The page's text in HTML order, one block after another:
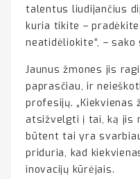
talentus liudijančius
kuria tikite –
neatidėliokite“, –
Jaunus žmones jis
paprasčiau, ir
profesijų.
atsižvelgti į tai, ką jis
būtent tai yra
priduria, kad
inovacijų kūrėjais.